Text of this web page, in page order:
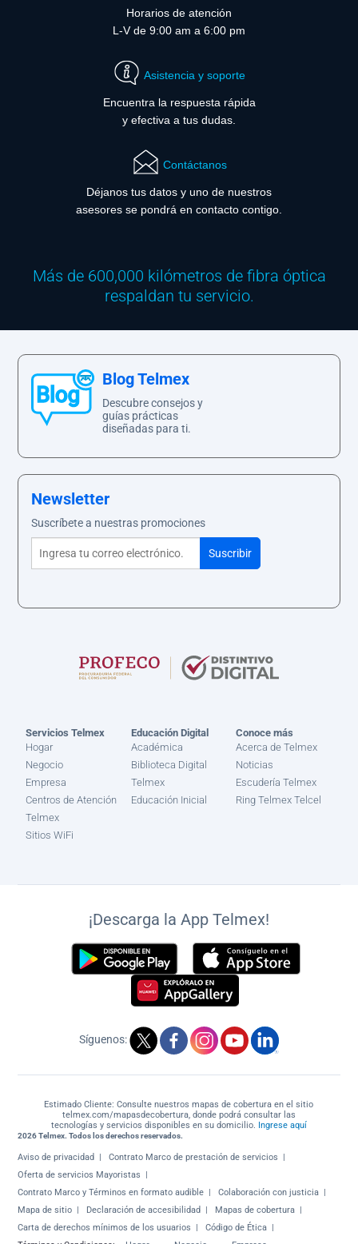
Horarios de atención
L-V de 9:00 am a 6:00 pm
Asistencia y soporte
Encuentra la respuesta rápida
y efectiva a tus dudas.
Contáctanos
Déjanos tus datos y uno de nuestros
asesores se pondrá en contacto contigo.
Más de 600,000 kilómetros de fibra óptica
respaldan tu servicio.
Blog Telmex
Descubre consejos y
guías prácticas
diseñadas para ti.
Newsletter
Suscríbete a nuestras promociones
Servicios Telmex
Hogar
Negocio
Empresa
Centros de Atención
Telmex
Sitios WiFi
Educación Digital
Académica
Biblioteca Digital
Telmex
Educación Inicial
Conoce más
Acerca de Telmex
Noticias
Escudería Telmex
Ring Telmex Telcel
¡Descarga la App Telmex!
Síguenos:
Estimado Cliente: Consulte nuestros mapas de cobertura en el sitio
telmex.com/mapasdecobertura, donde podrá consultar las
tecnologías y servicios disponibles en su domicilio. Ingrese aquí
2026 Telmex. Todos los derechos reservados.
Aviso de privacidad
Contrato Marco de prestación de servicios
Oferta de servicios Mayoristas
Contrato Marco y Términos en formato audible
Colaboración con justicia
Mapa de sitio
Declaración de accesibilidad
Mapas de cobertura
Carta de derechos mínimos de los usuarios
Código de Ética